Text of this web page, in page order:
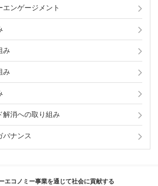
エンゲージメント
み
み
解消への取り組み
バナンス
エコノミー事業を通じて社会に貢献する